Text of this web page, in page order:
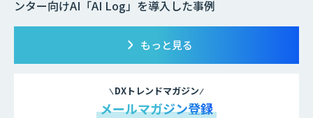
ンター向けAI「AI Log」を導入した事例
もっと見る
DXトレンドマガジン
メールマガジン登録